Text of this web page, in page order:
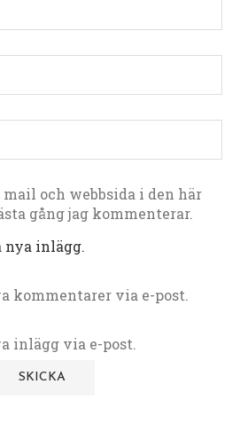
och webbsida i den här
gång jag kommenterar.
nya inlägg.
kommentarer via e-post.
inlägg via e-post.